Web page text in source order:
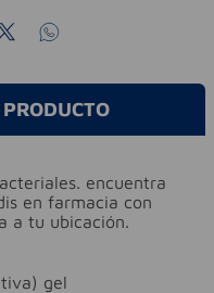
en farmacia con
a tu ubicación.
gel